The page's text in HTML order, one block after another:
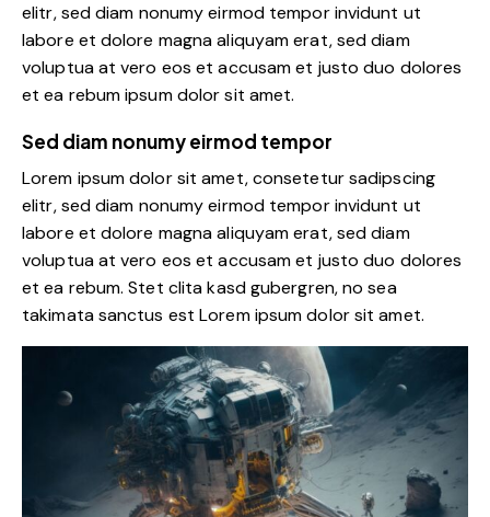
elitr, sed diam nonumy eirmod tempor invidunt ut
labore et dolore magna aliquyam erat, sed diam
voluptua at vero eos et accusam et justo duo dolores
et ea rebum ipsum dolor sit amet.
Sed diam nonumy eirmod tempor
Lorem ipsum dolor sit amet, consetetur sadipscing
elitr, sed diam nonumy eirmod tempor invidunt ut
labore et dolore magna aliquyam erat, sed diam
voluptua at vero eos et accusam et justo duo dolores
et ea rebum. Stet clita kasd gubergren, no sea
takimata sanctus est Lorem ipsum dolor sit amet.